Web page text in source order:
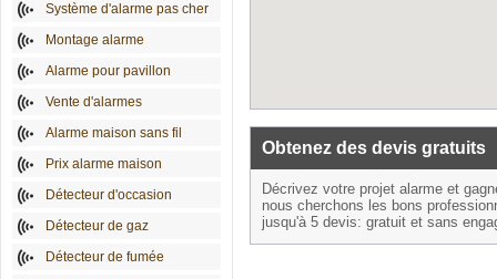
Système d'alarme pas cher
Montage alarme
Alarme pour pavillon
Vente d'alarmes
Alarme maison sans fil
Prix alarme maison
Détecteur d'occasion
Détecteur de gaz
Détecteur de fumée
Obtenez des devis gratuits
Décrivez votre projet alarme et
nous cherchons les bons
jusqu'à 5 devis: gratuit et sans